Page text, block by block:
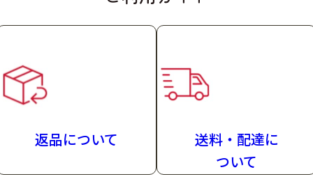
返品について 送料・配達に
ついて